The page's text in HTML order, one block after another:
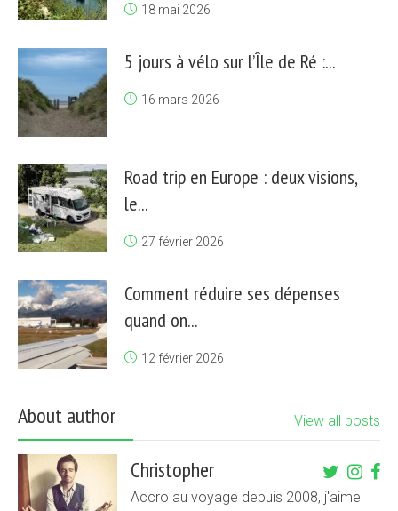
18 mai 2026
5 jours à vélo sur l’Île de Ré :...
16 mars 2026
Road trip en Europe : deux visions,
le...
27 février 2026
Comment réduire ses dépenses
quand on...
12 février 2026
About author View all posts
Christopher
Accro au voyage depuis 2008, j'aime